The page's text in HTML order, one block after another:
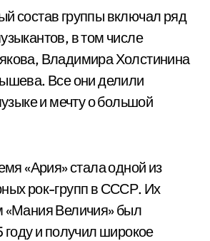
состав группы включал ряд
в том числе
Владимира Холстинина
Все они делили
и мечту о большой
«Ария» стала одной из
рок-групп в СССР. Их
«Мания Величия» был
году и получил широкое